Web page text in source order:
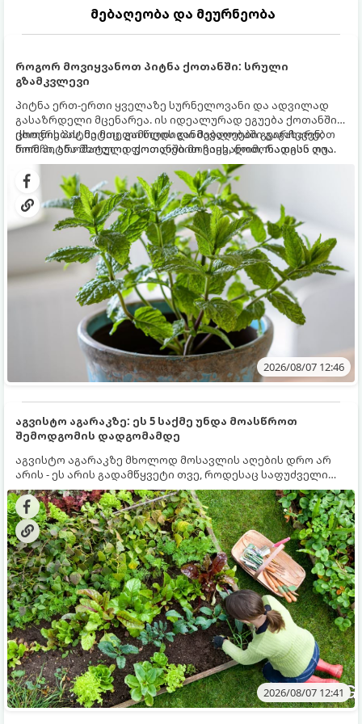
მებაღეობა და მეურნეობა
როგორ მოვიყვანოთ პიტნა ქოთანში: სრული
გზამკვლევი
პიტნა ერთ-ერთი ყველაზე სურნელოვანი და ადვილად
გასაზრდელი მცენარეა. ის იდეალურად ეგუება ქოთანში
ცხოვრებას, მეტიც, გამოცდილი მებაღეები გვირჩევენ,
რომ პიტნა მხოლოდ ქოთანში მოვიყვანოთ, რადგან ღია
გრუნტში (ბაღში) დარგვისას ის ფესვებით ძალიან
სწრაფად ვრცელდება და სხვა მცენარეებს ავიწროებს.
ქოთნის პიტნა მთელი წლის განმავლობაში გაგახარებთ
ნორჩი, არომატული ფოთლებით ჩაის, ლიმონათისა თუ
კერძებისთვის.
2026/08/07 12:46
აგვისტო აგარაკზე: ეს 5 საქმე უნდა მოასწროთ
შემოდგომის დადგომამდე
აგვისტო აგარაკზე მხოლოდ მოსავლის აღების დრო არ
არის - ეს არის გადამწყვეტი თვე, როდესაც საფუძველი
ეყრება მომავალი წლის მოსავალს და ბაღი მზადდება
შემოდგომა-ზამთრის სეზონისთვის. იმისათვის, რომ
ნიადაგმა ენერგია აღიდგინოს, ხოლო მცენარეებმა
ზამთარს გაუძლონ, აგვისტოს ბოლომდე 5
მნიშვნელოვანი საქმის გაკეთება უნდა მოასწროთ:
2026/08/07 12:41